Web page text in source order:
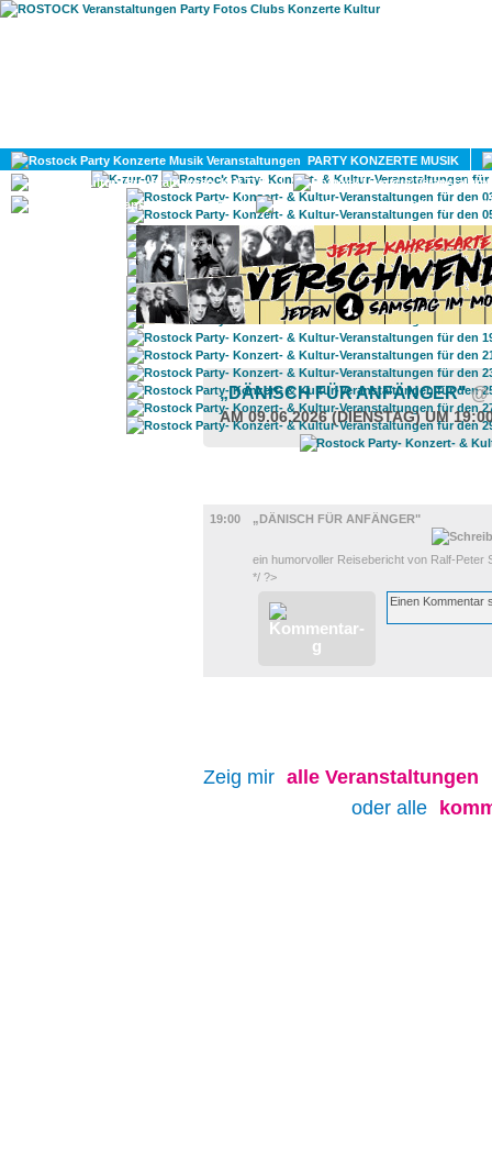
PARTY KONZERTE MUSIK
KULTUR
GAY
„DÄNISCH FÜR ANFÄNGER"
AM 09.06.2026 (DIENSTAG) UM
19:00
„DÄNISCH FÜR ANFÄNGER"
ein humorvoller Reisebericht von Ralf-Peter
*/ ?>
Zeig mir alle Veranstaltungen
oder alle